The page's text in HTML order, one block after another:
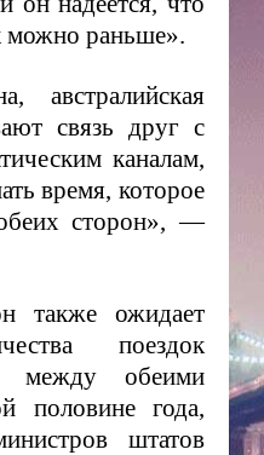
можно раньше».
австралийская
связь друг с
каналам,
время, которое
сторон», —
также ожидает
поездок
между обеими
половине года,
штатов